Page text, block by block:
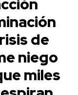
de
niego
miles